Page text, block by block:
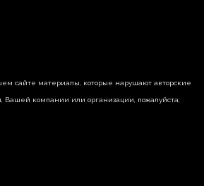
сайте материалы, которые нарушают авторские
компании или организации, пожалуйста,